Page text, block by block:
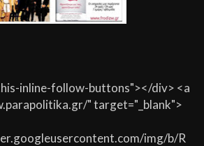
inline-follow-buttons"></div> <a
" target="_blank">
img/b/R